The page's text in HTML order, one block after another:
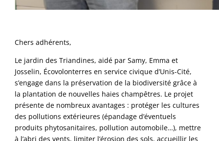
Chers adhérents,
Le jardin des Triandines, aidé par Samy, Emma et
Josselin, Écovolonterres en service civique d’Unis-Cité,
s’engage dans la préservation de la biodiversité grâce à
la plantation de nouvelles haies champêtres. Le projet
présente de nombreux avantages : protéger les cultures
des pollutions extérieures (épandage d’éventuels
produits phytosanitaires, pollution automobile…), mettre
à l’abri des vents, limiter l’érosion des sols, accueillir les